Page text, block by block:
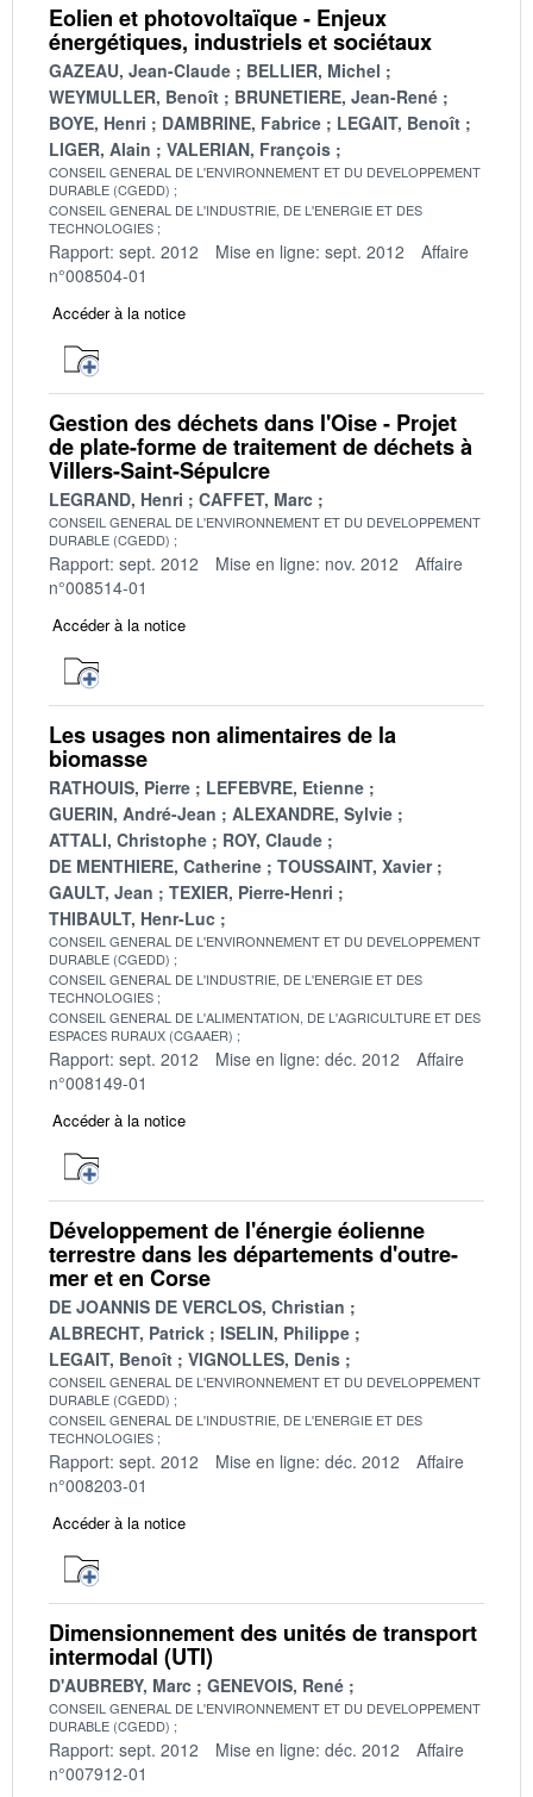
Eolien et photovoltaïque - Enjeux
énergétiques, industriels et sociétaux
GAZEAU, Jean-Claude
BELLIER, Michel
WEYMULLER, Benoît
BRUNETIERE, Jean-René
BOYE, Henri
DAMBRINE, Fabrice
LEGAIT, Benoît
LIGER, Alain
VALERIAN, François
CONSEIL GENERAL DE L'ENVIRONNEMENT ET DU DEVELOPPEMENT
DURABLE (CGEDD)
CONSEIL GENERAL DE L'INDUSTRIE, DE L'ENERGIE ET DES
TECHNOLOGIES
Rapport: sept. 2012 Mise en ligne: sept. 2012
Affaire
n°008504-01
Accéder à la notice
Gestion des déchets dans l'Oise - Projet
de plate-forme de traitement de déchets à
Villers-Saint-Sépulcre
LEGRAND, Henri CAFFET, Marc
CONSEIL GENERAL DE L'ENVIRONNEMENT ET DU DEVELOPPEMENT
DURABLE (CGEDD)
Rapport: sept. 2012 Mise en ligne: nov. 2012
Affaire
n°008514-01
Accéder à la notice
Les usages non alimentaires de la
biomasse
RATHOUIS, Pierre
LEFEBVRE, Etienne
GUERIN, André-Jean
ALEXANDRE, Sylvie
ATTALI, Christophe
ROY, Claude
DE MENTHIERE, Catherine
TOUSSAINT, Xavier
GAULT, Jean
TEXIER, Pierre-Henri
THIBAULT, Henr-Luc
CONSEIL GENERAL DE L'ENVIRONNEMENT ET DU DEVELOPPEMENT
DURABLE (CGEDD)
CONSEIL GENERAL DE L'INDUSTRIE, DE L'ENERGIE ET DES
TECHNOLOGIES
CONSEIL GENERAL DE L'ALIMENTATION, DE L'AGRICULTURE ET DES
ESPACES RURAUX (CGAAER)
Rapport: sept. 2012 Mise en ligne: déc. 2012
Affaire
n°008149-01
Accéder à la notice
Développement de l'énergie éolienne
terrestre dans les départements d'outre-
mer et en Corse
DE JOANNIS DE VERCLOS, Christian
ALBRECHT, Patrick
ISELIN, Philippe
LEGAIT, Benoît
VIGNOLLES, Denis
CONSEIL GENERAL DE L'ENVIRONNEMENT ET DU DEVELOPPEMENT
DURABLE (CGEDD)
CONSEIL GENERAL DE L'INDUSTRIE, DE L'ENERGIE ET DES
TECHNOLOGIES
Rapport: sept. 2012 Mise en ligne: déc. 2012
Affaire
n°008203-01
Accéder à la notice
Dimensionnement des unités de transport
intermodal (UTI)
D'AUBREBY, Marc GENEVOIS, René
CONSEIL GENERAL DE L'ENVIRONNEMENT ET DU DEVELOPPEMENT
DURABLE (CGEDD)
Rapport: sept. 2012 Mise en ligne: déc. 2012
Affaire
n°007912-01